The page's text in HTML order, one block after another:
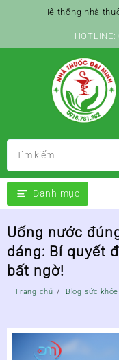
Hệ thống nhà
Danh mục
Uống nước
dáng: Bí quyết
bất ngờ!
Trang chủ Blog sức khỏe